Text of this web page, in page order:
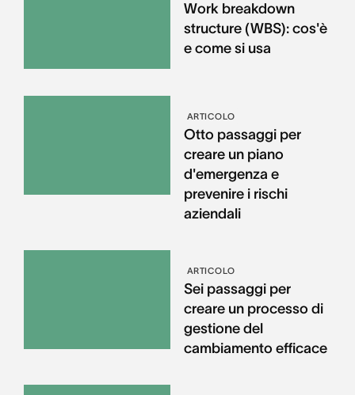
Work breakdown
structure (WBS): cos'è
e come si usa
ARTICOLO
Otto passaggi per
creare un piano
d'emergenza e
prevenire i rischi
aziendali
ARTICOLO
Sei passaggi per
creare un processo di
gestione del
cambiamento efficace